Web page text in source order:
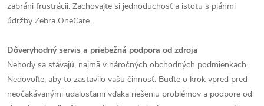
zabráni frustrácii. Zachovajte si jednoduchosť a istotu s plánmi
údržby Zebra OneCare.
Dôveryhodný servis a priebežná podpora od zdroja
Nehody sa stávajú, najmä v náročných obchodných podmienkach.
Nedovoľte, aby to zastavilo vašu činnosť. Buďte o krok vpred pred
neočakávanými udalosťami vďaka riešeniu problémov a podpore od